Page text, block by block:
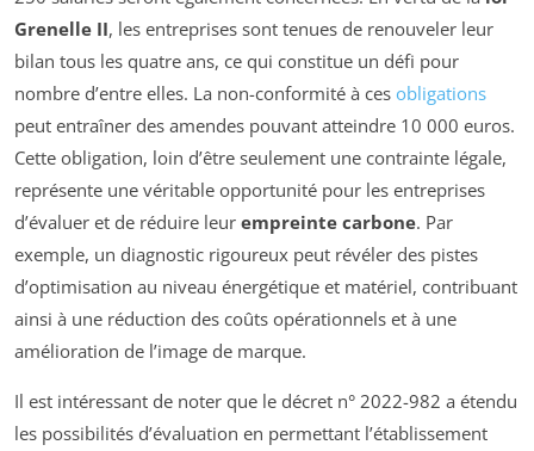
Grenelle II, les entreprises sont tenues de renouveler leur
bilan tous les quatre ans, ce qui constitue un défi pour
nombre d’entre elles. La non-conformité à ces obligations
peut entraîner des amendes pouvant atteindre 10 000 euros.
Cette obligation, loin d’être seulement une contrainte légale,
représente une véritable opportunité pour les entreprises
d’évaluer et de réduire leur empreinte carbone. Par
exemple, un diagnostic rigoureux peut révéler des pistes
d’optimisation au niveau énergétique et matériel, contribuant
ainsi à une réduction des coûts opérationnels et à une
amélioration de l’image de marque.
Il est intéressant de noter que le décret n° 2022-982 a étendu
les possibilités d’évaluation en permettant l’établissement